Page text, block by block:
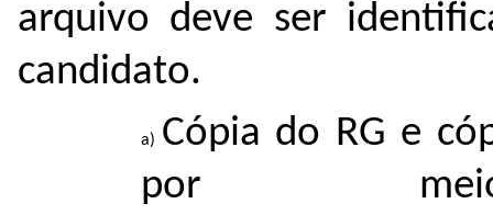
arquivo deve ser
candidato.
Cópia do RG e
por